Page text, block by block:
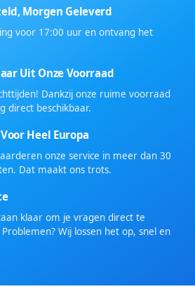
Morgen Geleverd
voor 17:00 uur en ontvang het
Uit Onze Voorraad
Dankzij onze ruime voorraad
direct beschikbaar.
Heel Europa
onze service in meer dan 30
Dat maakt ons trots.
klaar om je vragen direct te
Wij lossen het op, snel en